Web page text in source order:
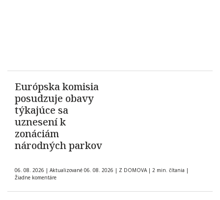
Európska komisia
posudzuje obavy
týkajúce sa
uznesení k
zonáciám
národných parkov
06. 08. 2026 | Aktualizované 06. 08. 2026 | Z DOMOVA | 2 min. čítania |
Žiadne komentáre